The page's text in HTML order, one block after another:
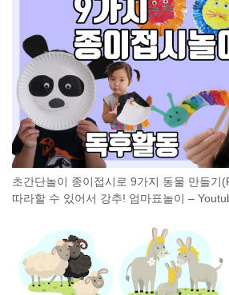
초간단놀이 종이접시로 9가지 동물 만들기
따라할 수 있어서 강추! 엄마표놀이 –